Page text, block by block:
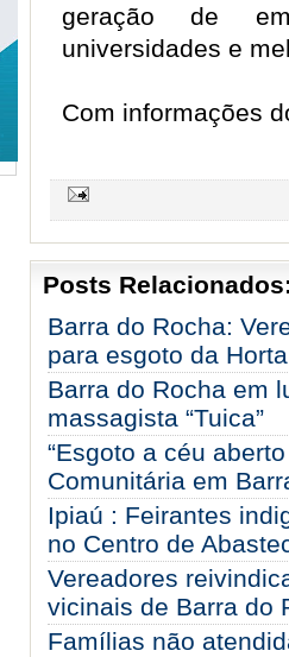
geração de
universidades e
Com informações
Posts
Barra do Rocha:
para esgoto da
Barra do Rocha em
massagista “Tuica”
“Esgoto a céu
Comunitária em
Ipiaú : Feirantes
no Centro de
Vereadores
vicinais de Barra do
Famílias não